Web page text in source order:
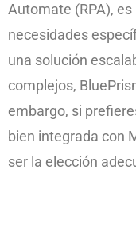
Automate (RPA),
necesidades
una solución
complejos,
embargo, si
bien integrada con
ser la elección